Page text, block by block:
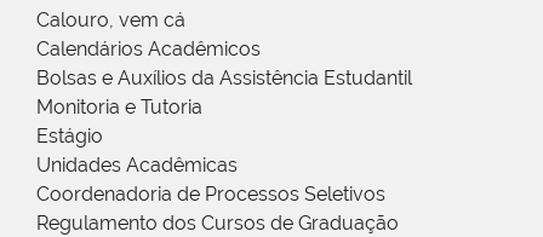
Calouro, vem cá
Calendários Acadêmicos
Bolsas e Auxílios da Assistência Estudantil
Monitoria e Tutoria
Estágio
Unidades Acadêmicas
Coordenadoria de Processos Seletivos
Regulamento dos Cursos de Graduação